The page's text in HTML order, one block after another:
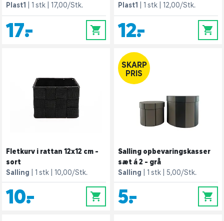
Plast1
1 stk 17,00/Stk.
17,- 0
Plast1
1 stk 12,00/Stk.
12,- 0
Fletkurv i rattan 12x12 cm -
sort
Salling
1 stk 10,00/Stk.
10,- 0
SKARP
PRIS
Salling opbevaringskasser
sæt á 2 - grå
Salling
1 stk 5,00/Stk.
5,- 0